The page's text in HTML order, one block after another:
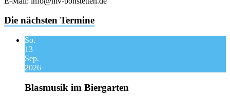
Die nächsten Termine
So.
13
Sep.
2026
Blasmusik im Biergarten